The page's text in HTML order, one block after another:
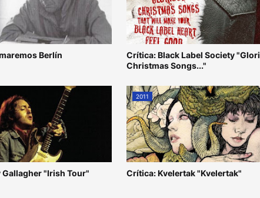
Berlín
Crítica: Black Label Society
Christmas Songs..."
Gallagher "Irish Tour"
2011
Crítica: Kvelertak "Kvelertak"